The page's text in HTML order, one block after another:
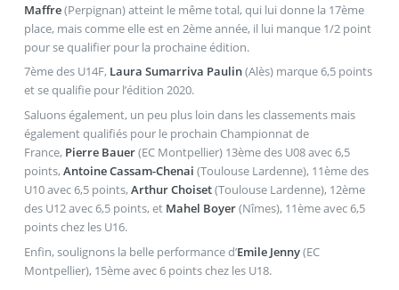
Maffre(Perpignan) atteint le même total, qui lui donne la 17ème
place, mais comme elle est en 2ème année, il lui manque 1/2 point
pour se qualifier pour la prochaine édition.
7ème des U14F, Laura Sumarriva Paulin(Alès) marque 6,5 points
et se qualifie pour l’édition 2020.
Saluons également, un peu plus loin dans les classements mais
également qualifiés pour le prochain Championnat de
France, Pierre Bauer(EC Montpellier) 13ème des U08 avec 6,5
points, Antoine Cassam-Chenai (Toulouse Lardenne), 11ème des
U10 avec 6,5 points, Arthur Choiset(Toulouse Lardenne), 12ème
des U12 avec 6,5 points, et Mahel Boyer(Nîmes), 11ème avec 6,5
points chez les U16.
Enfin, soulignons la belle performance d’Emile Jenny(EC
Montpellier), 15ème avec 6 points chez les U18.